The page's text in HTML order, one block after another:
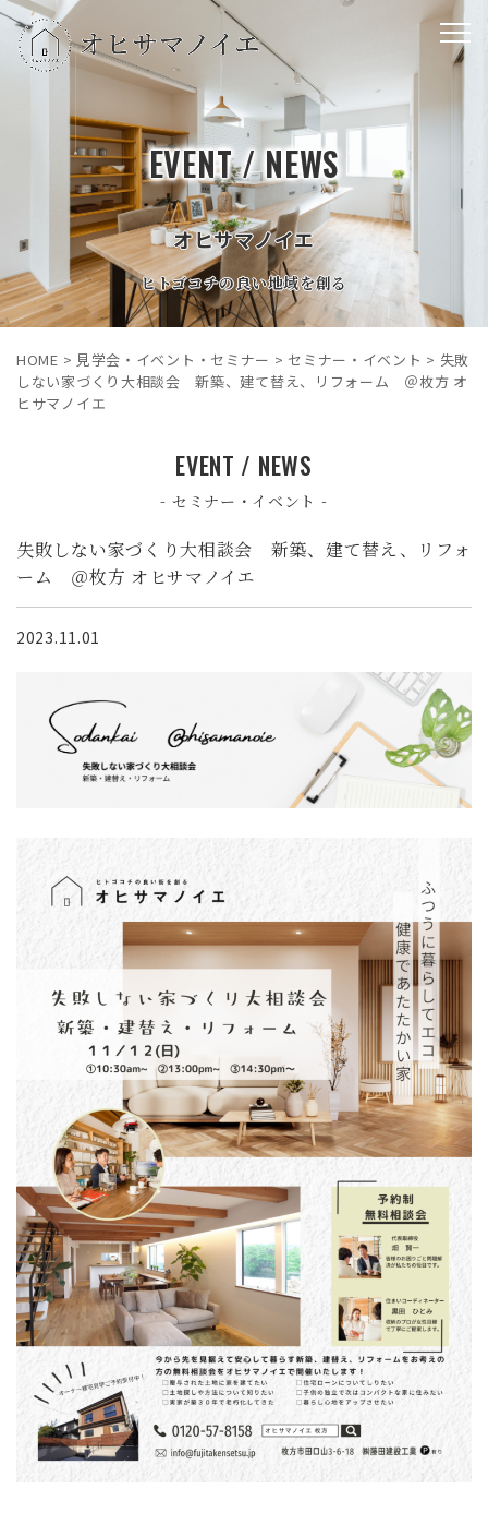
オヒサマノイエ
ヒトゴコチの良い地域を創る
EVENT / NEWS
HOME > 見学会・イベント・セミナー > セミナー・イベント > 失敗
しない家づくり大相談会 新築、建て替え、リフォーム ＠枚方 オ
ヒサマノイエ
EVENT / NEWS
- セミナー・イベント -
失敗しない家づくり大相談会 新築、建て替え、リフォ
ーム ＠枚方 オヒサマノイエ
2023.11.01